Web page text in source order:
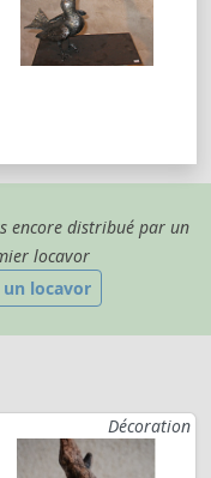
encore distribué par un
locavor
locavor
Décoration